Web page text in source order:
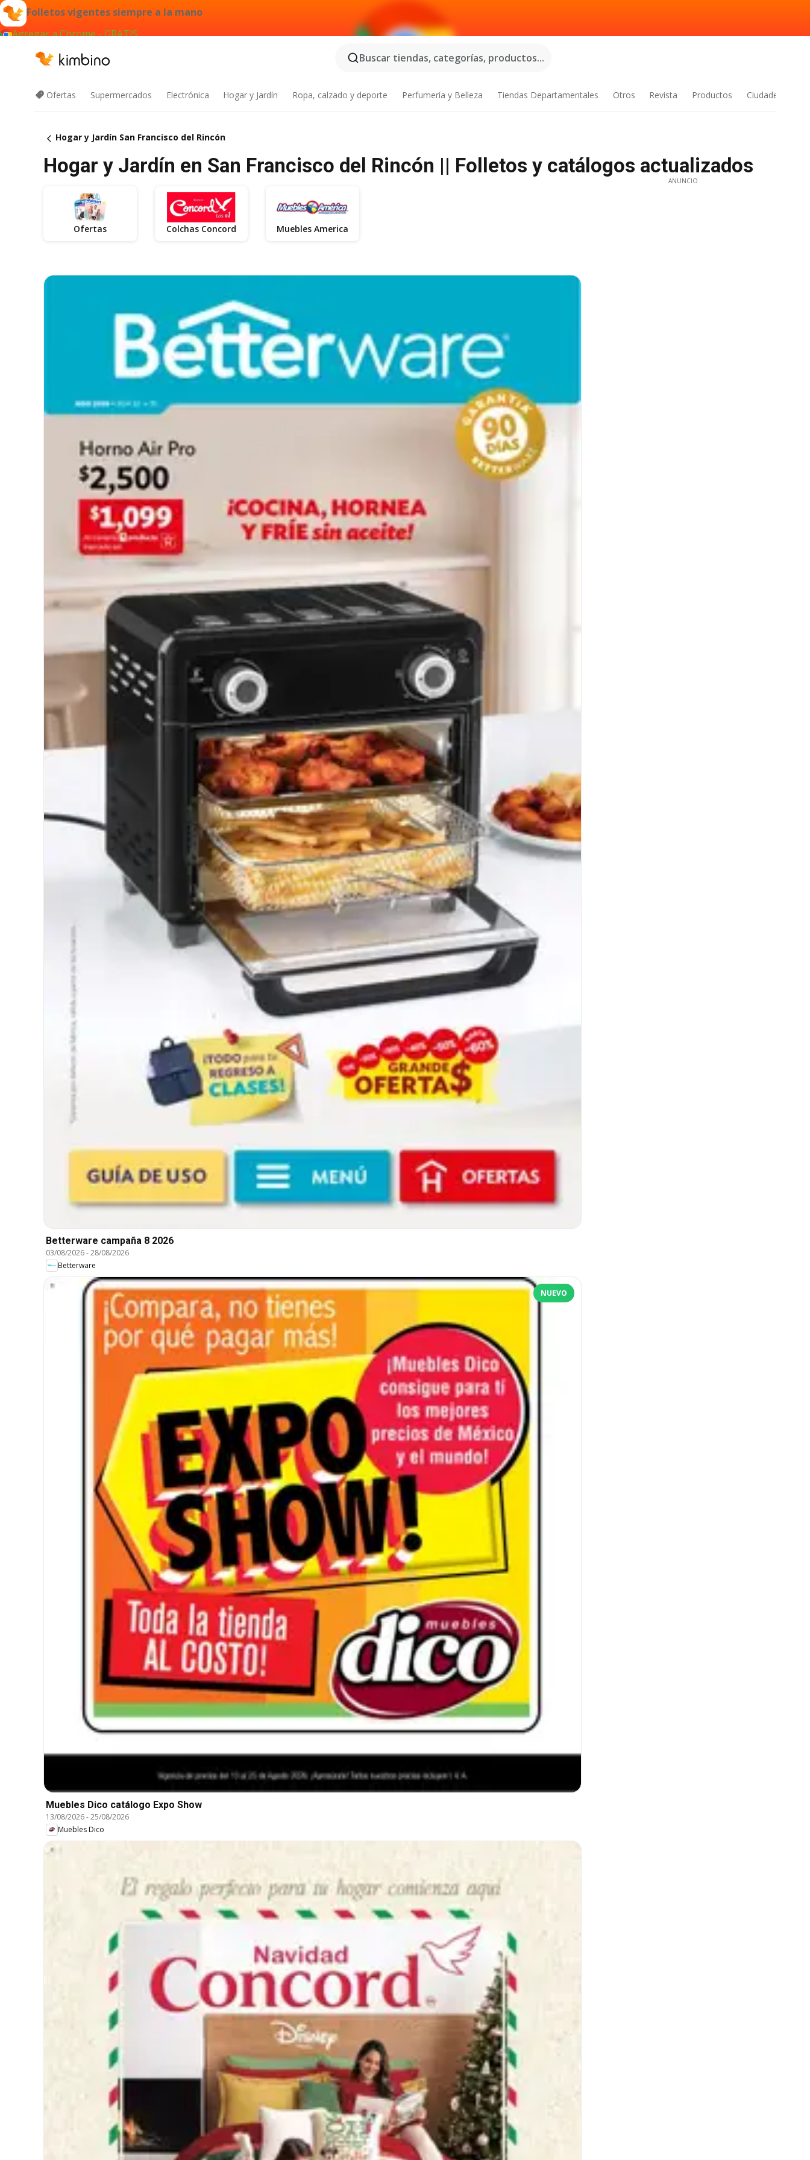
Folletos vigentes siempre a la mano
Agregar a Chrome - GRATIS
Buscar tiendas, categorías, productos...
Ofertas Supermercados Electrónica Hogar y Jardín Ropa, calzado y deporte Perfumería y Belleza Tiendas Departamentales Otros Revista Productos Ciudades
Hogar y Jardín San Francisco del Rincón
Hogar y Jardín en San Francisco del Rincón || Folletos y catálogos actualizados
Ofertas Colchas Concord Muebles America
Betterware campaña 8 2026
03/08/2026-28/08/2026
Betterware
NUEVO
Muebles Dico catálogo Expo Show
13/08/2026-25/08/2026
Muebles Dico
ANUNCIO